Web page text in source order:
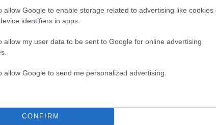
allow Google to enable storage related to advertising like cookies
identifiers in apps.
allow my user data to be sent to Google for online advertising
allow Google to send me personalized advertising.
CONFIRM
Σχολίασε εδώ